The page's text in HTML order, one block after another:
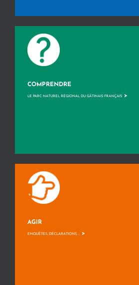
COMPRENDRE
LE PARC NATUREL RÉGIONAL DU GÂTINAIS FRANÇAIS >
AGIR
ENQUÊTES, DÉCLARATIONS, ... >